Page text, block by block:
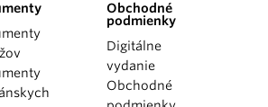
Obchodné
podmienky
Digitálne
vydanie
Obchodné